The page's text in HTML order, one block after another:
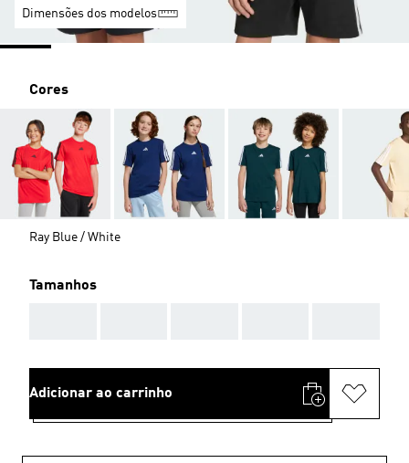
Dimensões dos modelos
Cores
Ray Blue / White
Tamanhos
Adicionar ao carrinho